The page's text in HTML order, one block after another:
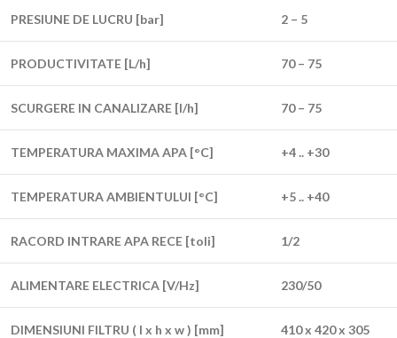
PRESIUNE DE LUCRU [bar] 2 – 5
PRODUCTIVITATE [L/h] 70 – 75
SCURGERE IN CANALIZARE [l/h] 70 – 75
TEMPERATURA MAXIMA APA [°C] +4 .. +30
TEMPERATURA AMBIENTULUI [°C] +5 .. +40
RACORD INTRARE APA RECE [toli] 1/2
ALIMENTARE ELECTRICA [V/Hz] 230/50
DIMENSIUNI FILTRU ( l x h x w ) [mm] 410 x 420 x 305